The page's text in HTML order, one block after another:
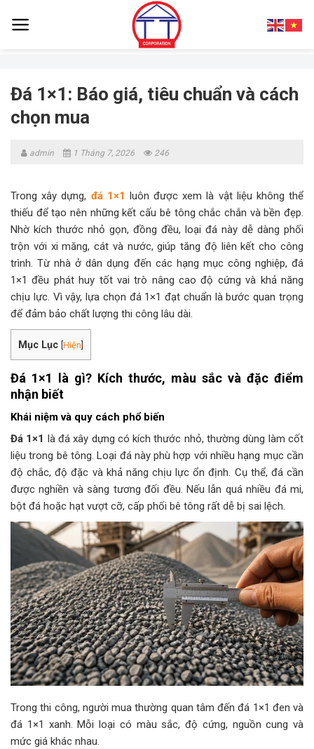
Đá 1×1: Báo giá, tiêu chuẩn và cách
chọn mua
admin 1 Tháng 7, 2026 246
Trong xây dựng, đá 1×1 luôn được xem là vật liệu không thể
thiếu để tạo nên những kết cấu bê tông chắc chắn và bền đẹp.
Nhờ kích thước nhỏ gọn, đồng đều, loại đá này dễ dàng phối
trộn với xi măng, cát và nước, giúp tăng độ liên kết cho công
trình. Từ nhà ở dân dụng đến các hạng mục công nghiệp, đá
1×1 đều phát huy tốt vai trò nâng cao độ cứng và khả năng
chịu lực. Vì vậy, lựa chọn đá 1×1 đạt chuẩn là bước quan trọng
để đảm bảo chất lượng thi công lâu dài.
Mục Lục [Hiện]
Đá 1×1 là gì? Kích thước, màu sắc và đặc điểm
nhận biết
Khái niệm và quy cách phổ biến
Đá 1×1 là đá xây dựng có kích thước nhỏ, thường dùng làm cốt
liệu trong bê tông. Loại đá này phù hợp với nhiều hạng mục cần
độ chắc, độ đặc và khả năng chịu lực ổn định. Cụ thể, đá cần
được nghiền và sàng tương đối đều. Nếu lẫn quá nhiều đá mi,
bột đá hoặc hạt vượt cỡ, cấp phối bê tông rất dễ bị sai lệch.
Trong thi công, người mua thường quan tâm đến đá 1×1 đen và
đá 1×1 xanh. Mỗi loại có màu sắc, độ cứng, nguồn cung và
mức giá khác nhau.